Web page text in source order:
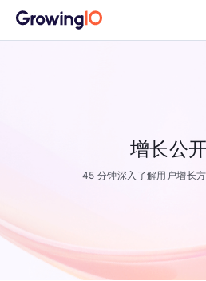
增长公
45 分钟深入了解用户增长